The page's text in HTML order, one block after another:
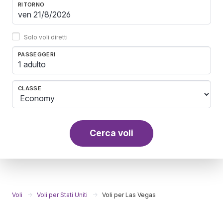
RITORNO
Solo voli diretti
PASSEGGERI
1 adulto
CLASSE
Cerca voli
Voli Voli per Stati Uniti Voli per Las Vegas